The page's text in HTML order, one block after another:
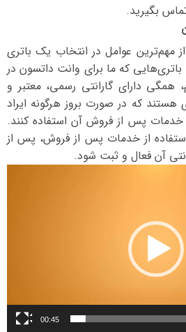
بگیرید.
مهم‌ترین عوامل در انتخاب یک باتری
که ما برای وانت داتسون در
همگی دارای گارانتی رسمی، معتبر و
هستند که در صورت بروز هرگونه ایراد
خدمات پس از فروش آن استفاده کنند.
از خدمات پس از فروش، پس از
آن فعال و ثبت شود.
00:45